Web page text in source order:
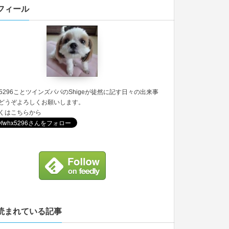
ィール
ことツインズパパのShigeが徒然に記す日々の出来事
うぞよろしくお願いします。
はこちらから
まれている記事